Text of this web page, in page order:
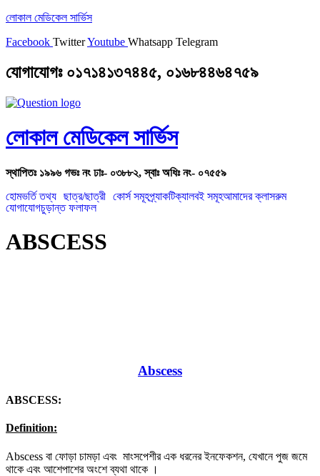
লোকাল মেডিকেল সার্ভিস
Facebook TwitterYoutube Whatsapp Telegram
যোগাযোগঃ ০১৭১৪১৩৭৪৪৫, ০১৬৮৪৪৬৪৭৫৯
লোকাল মেডিকেল সার্ভিস
স্থাপিতঃ ১৯৯৬ গভঃ নং ঢাঃ- ০৩৮৮২, স্বাঃ অধিঃ নং- ০৭৫৫৯
হোমভর্তি তথ্য ছাত্র/ছাত্রী কোর্স সমূহপ্র্যাকটিক্যালবই সমূহআমাদের ক্লাসরুম
যোগাযোগচুড়ান্ত ফলাফল
ABSCESS
Abscess
ABSCESS:
Definition:
Abscess বা ফোড়া চামড়া এবং মাংসপেশীর এক ধরনের ইনফেকশন, যেখানে পুজ জমে
থাকে এবং আশেপাশের অংশে ব্যথা থাকে ।